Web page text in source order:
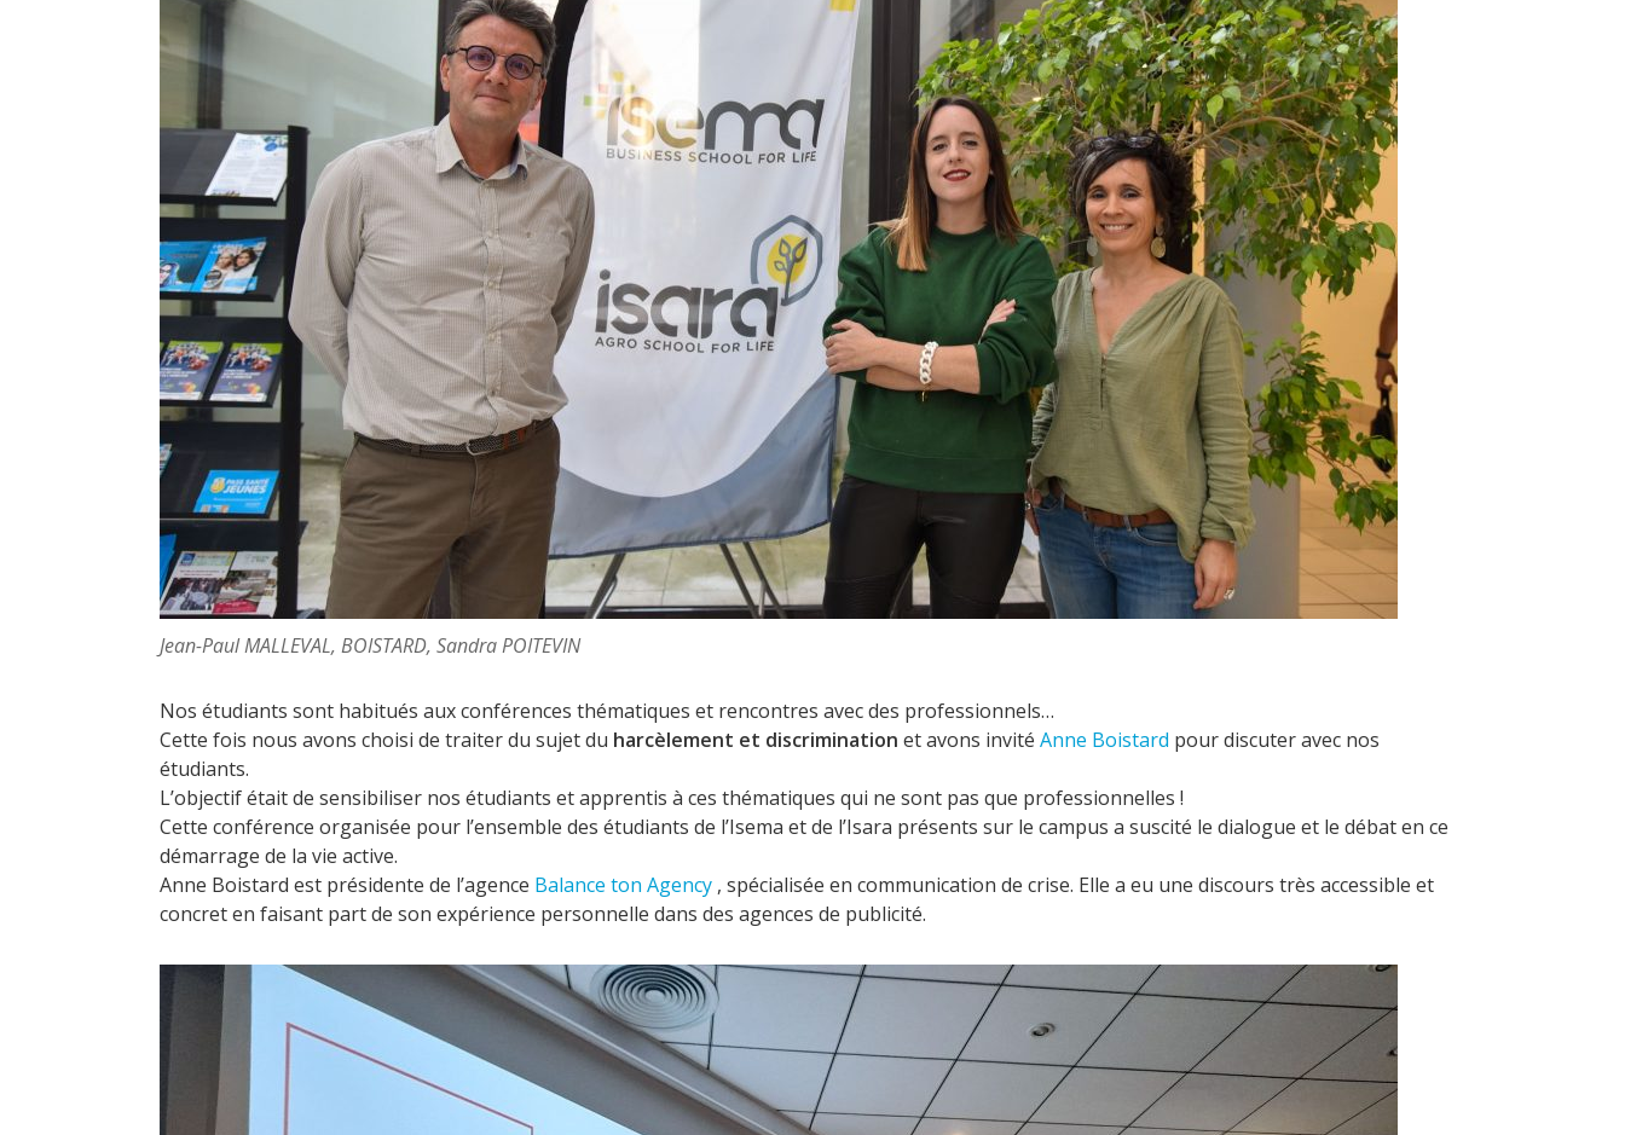
Jean-Paul MALLEVAL, BOISTARD, Sandra POITEVIN
Nos étudiants sont habitués aux conférences thématiques et rencontres avec des professionnels…
Cette fois nous avons choisi de traiter du sujet du harcèlement et discrimination et avons invité Anne Boistard pour discuter avec nos
étudiants.
L’objectif était de sensibiliser nos étudiants et apprentis à ces thématiques qui ne sont pas que professionnelles !
Cette conférence organisée pour l’ensemble des étudiants de l’Isema et de l’Isara présents sur le campus a suscité le dialogue et le débat en ce
démarrage de la vie active.
Anne Boistard est présidente de l’agence Balance ton Agency , spécialisée en communication de crise. Elle a eu une discours très accessible et
concret en faisant part de son expérience personnelle dans des agences de publicité.